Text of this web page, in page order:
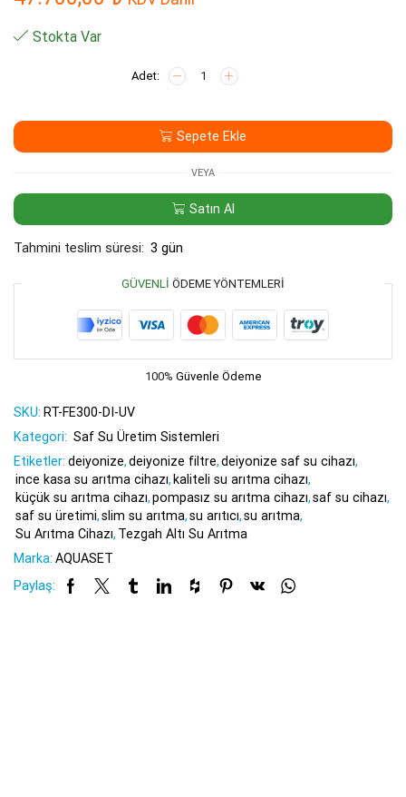
Stokta Var
AQUASET
RT-
DI-
UV
Deiyonize
Cihazı
adet
Sepete Ekle
VEYA
Satın Al
Tahmini teslim süresi: 3 gün
GÜVENLI ÖDEME YÖNTEMLERI
100% Güvenle Ödeme
SKU: RT-FE300-DI-UV
Kategori: Saf Su Üretim Sistemleri
Etiketler: deiyonize,deiyonize filtre,deiyonize saf su cihazı,
ince kasa su arıtma cihazı, kaliteli su arıtma cihazı,
küçük su arıtma cihazı,pompasız su arıtma cihazı,saf su cihazı,
saf su üretimi,slim su arıtma,su arıtıcı,su arıtma,
Su Arıtma Cihazı, Tezgah Altı Su Arıtma
Marka: AQUASET
Paylaş: